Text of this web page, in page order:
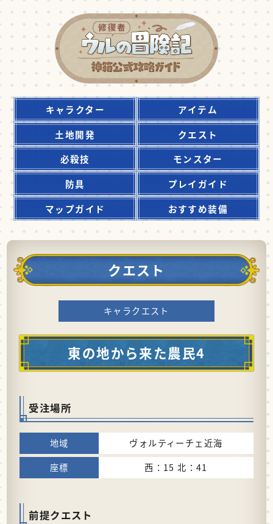
キャラクター
アイテム
土地開発
クエスト
必殺技
モンスター
防具
プレイガイド
マップガイド
おすすめ装備
クエスト
キャラクエスト
東の地から来た農民4
受注場所
ヴォルティーチェ近海
西：15 北：41
前提クエスト